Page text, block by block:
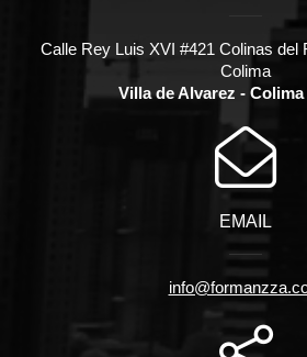
Calle Rey Luis XVI #421 Colinas del
Colima
Villa de Alvarez -
EMAIL